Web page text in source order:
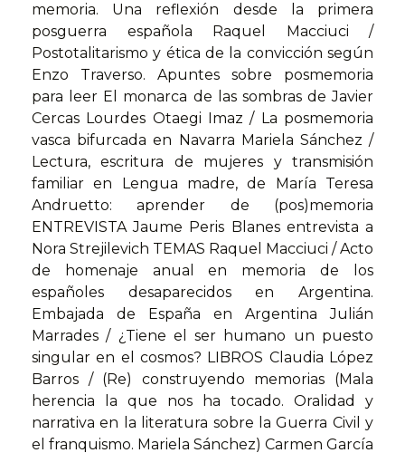
memoria. Una reflexión desde la primera
posguerra española Raquel Macciuci /
Postotalitarismo y ética de la convicción según
Enzo Traverso. Apuntes sobre posmemoria
para leer El monarca de las sombras de Javier
Cercas Lourdes Otaegi Imaz / La posmemoria
vasca bifurcada en Navarra Mariela Sánchez /
Lectura, escritura de mujeres y transmisión
familiar en Lengua madre, de María Teresa
Andruetto: aprender de (pos)memoria
ENTREVISTA Jaume Peris Blanes entrevista a
Nora Strejilevich TEMAS Raquel Macciuci / Acto
de homenaje anual en memoria de los
españoles desaparecidos en Argentina.
Embajada de España en Argentina Julián
Marrades / ¿Tiene el ser humano un puesto
singular en el cosmos? LIBROS Claudia López
Barros / (Re) construyendo memorias (Mala
herencia la que nos ha tocado. Oralidad y
narrativa en la literatura sobre la Guerra Civil y
el franquismo. Mariela Sánchez) Carmen García